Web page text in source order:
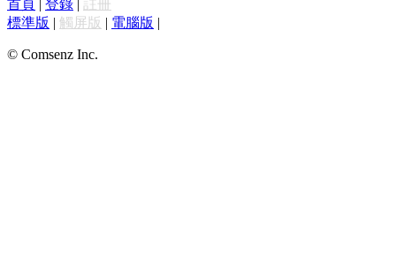
首頁 | 登錄 | 註冊
標準版 | 觸屏版 | 電腦版 |
© Comsenz Inc.